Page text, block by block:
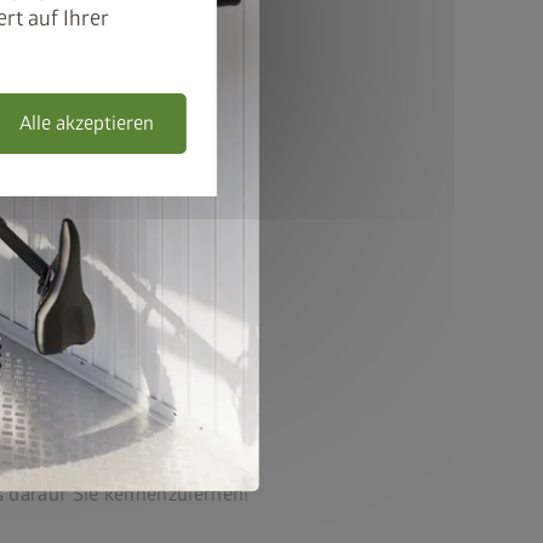
auf Ihrer
Alle akzeptieren
Sie kennenzulernen!